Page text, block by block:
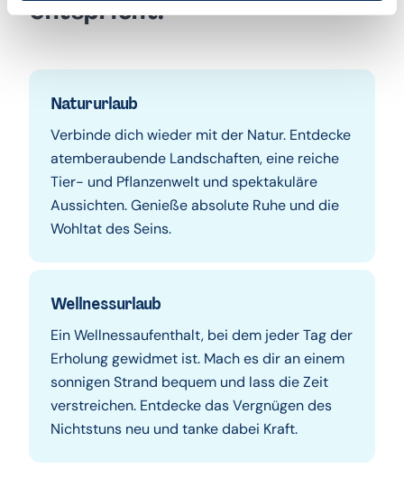
entspricht.
Natururlaub
Verbinde dich wieder mit der Natur. Entdecke
atemberaubende Landschaften, eine reiche
Tier- und Pflanzenwelt und spektakuläre
Aussichten. Genieße absolute Ruhe und die
Wohltat des Seins.
Wellnessurlaub
Ein Wellnessaufenthalt, bei dem jeder Tag der
Erholung gewidmet ist. Mach es dir an einem
sonnigen Strand bequem und lass die Zeit
verstreichen. Entdecke das Vergnügen des
Nichtstuns neu und tanke dabei Kraft.